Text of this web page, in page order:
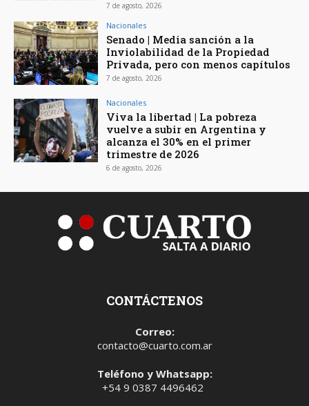
7 de agosto, 2026
Nacionales
Senado | Media sanción a la
Inviolabilidad de la Propiedad
Privada, pero con menos capítulos
7 de agosto, 2026
Nacionales
Viva la libertad | La pobreza
vuelve a subir en Argentina y
alcanza el 30% en el primer
trimestre de 2026
6 de agosto, 2026
CONTÁCTENOS
Correo:
contacto@cuarto.com.ar
Teléfono y Whatsapp:
+54 9 0387 4496462